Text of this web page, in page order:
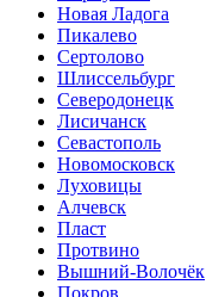
Новая Ладога
Пикалево
Сертолово
Шлиссельбург
Северодонецк
Лисичанск
Севастополь
Новомосковск
Луховицы
Алчевск
Пласт
Протвино
Вышний-Волочёк
Покров